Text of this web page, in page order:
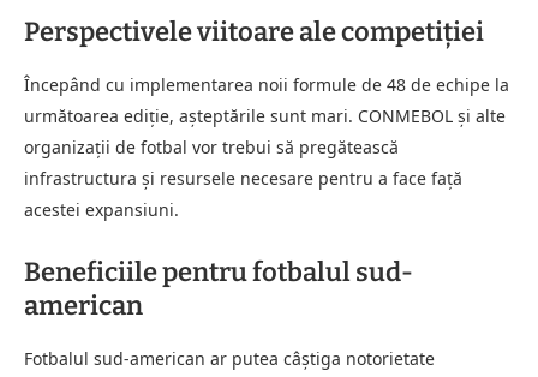
Perspectivele viitoare ale competiției
Începând cu implementarea noii formule de 48 de echipe la
următoarea ediție, așteptările sunt mari. CONMEBOL și alte
organizații de fotbal vor trebui să pregătească
infrastructura și resursele necesare pentru a face față
acestei expansiuni.
Beneficiile pentru fotbalul sud-
american
Fotbalul sud-american ar putea câștiga notorietate